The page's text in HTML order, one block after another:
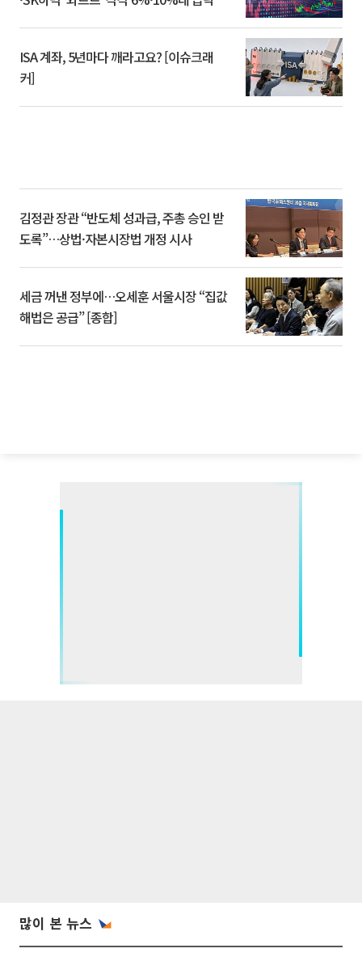
ISA 계좌, 5년마다 깨라고요? [이슈크래
커]
김정관 장관 “반도체 성과급, 주총 승인 받
도록”…상법·자본시장법 개정 시사
세금 꺼낸 정부에…오세훈 서울시장 “집값
해법은 공급” [종합]
많이 본 뉴스